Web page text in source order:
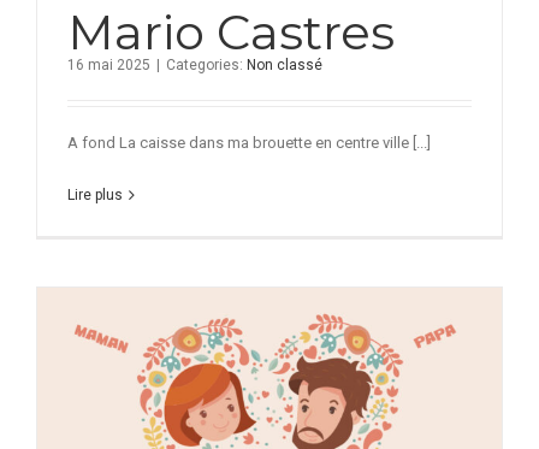
Mario Castres
16 mai 2025 | Categories: Non classé
A fond La caisse dans ma brouette en centre ville [...]
Lire plus